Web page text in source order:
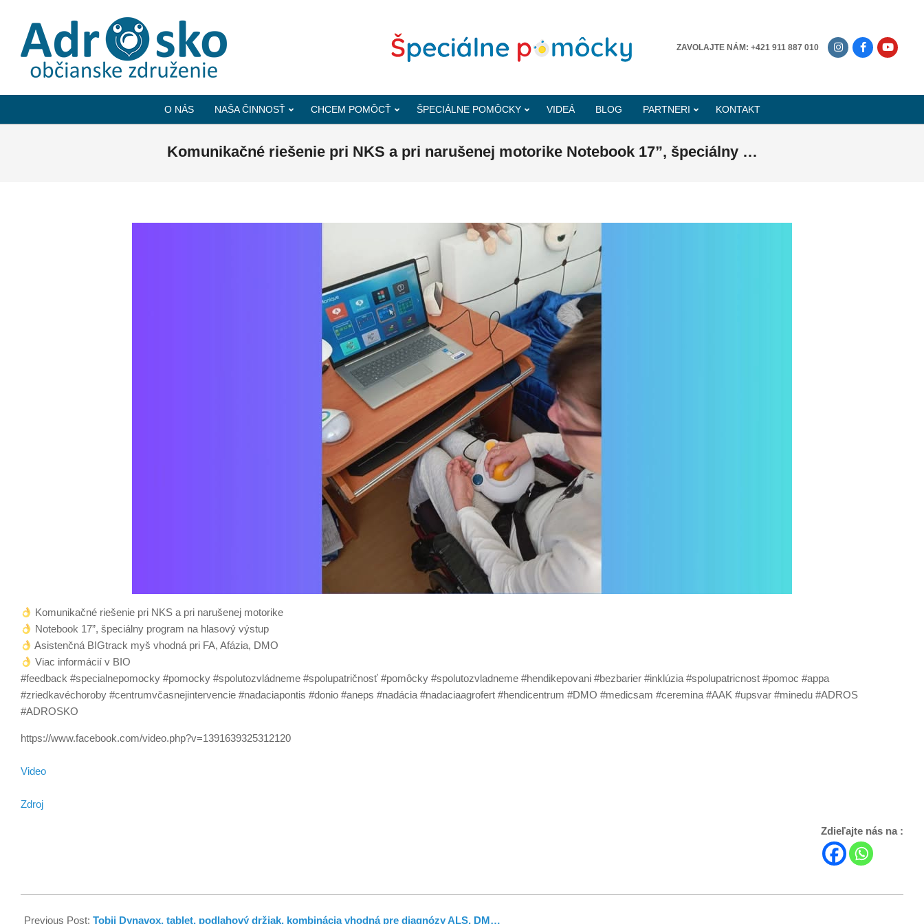
OBČIANSKE
ZAVOLAJTE NÁM: +421 911 887 010
O NÁS NAŠA ČINNOSŤ CHCEM POMÔCŤ ŠPECIÁLNE POMÔCKY VIDEÁ BLOG PARTNERI KONTAKT
Komunikačné riešenie pri NKS a pri narušenej motorike Notebook 17”, špeciálny …
Komunikačné riešenie pri NKS a pri narušenej motorike
Notebook 17”, špeciálny program na hlasový výstup
Asistenčná BIGtrack myš vhodná pri FA, Afázia, DMO
Viac informácií v BIO
#feedback #specialnepomocky #pomocky #spolutozvládneme #spolupatričnosť #pomôcky #spolutozvladneme #hendikepovani #bezbarier #inklúzia #spolupatricnost #pomoc #appa
#zriedkavéchoroby #centrumvčasnejintervencie #nadaciapontis #donio #aneps #nadácia #nadaciaagrofert #hendicentrum #DMO #medicsam #ceremina #AAK #upsvar #minedu #ADROS
#ADROSKO
https://www.facebook.com/video.php?v=1391639325312120
Video
Zdroj
Zdieľajte nás na :
Previous Post: Tobii Dynavox, tablet, podlahový držiak, kombinácia vhodná pre diagnózy ALS, DM…